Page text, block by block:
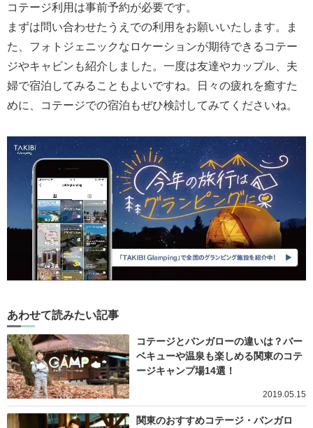
コテージ利用は事前予約が必要です。
まずは問い合わせたうえでの利用をお願いいたします。ま
た、フォトジェニックなロケーションが期待できるコテー
ジやキャビンも紹介しました。一度は友達やカップル、夫
婦で宿泊してみることもよいですね。日々の疲れを癒すた
めに、コテージでの宿泊もぜひ検討してみてくださいね。
あわせて読みたい記事
コテージとバンガローの違いは？バー
ベキューや温泉も楽しめる関東のコテ
ージキャンプ場14選！
2019.05.15
関東のおすすめコテージ・バンガロ